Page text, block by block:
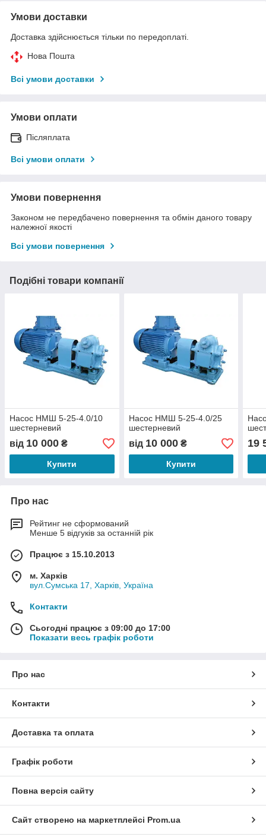
Умови доставки
Доставка здійснюється тільки по передоплаті.
Нова Пошта
Всі умови доставки
Умови оплати
Післяплата
Всі умови оплати
Умови повернення
Законом не передбачено повернення та обмін даного товару
належної якості
Всі умови повернення
Подібні товари компанії
Насос НМШ 5-25-4.0/10
шестерневий
від 10 000 ₴
Купити
Насос НМШ 5-25-4.0/25
шестерневий
від 10 000₴
Купити
19
Про нас
Рейтинг не сформований
Менше 5 відгуків за останній рік
Працює з 15.10.2013
м. Харків
вул.Сумська 17, Харків, Україна
Контакти
Сьогодні працює з 09:00 до 17:00
Показати весь графік роботи
Про нас
Контакти
Доставка та оплата
Графік роботи
Повна версія сайту
Сайт створено на маркетплейсі Prom.ua